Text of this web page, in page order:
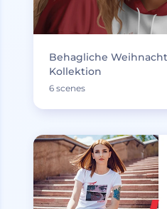
Behagliche
Kollektion
6 scenes